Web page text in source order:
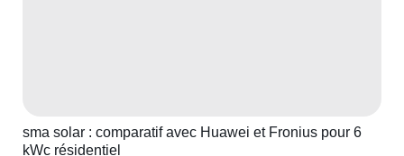
sma solar : comparatif avec Huawei et Fronius pour 6
kWc résidentiel